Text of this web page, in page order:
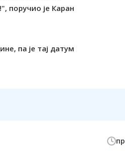
поручио је Каран
па је тај датум